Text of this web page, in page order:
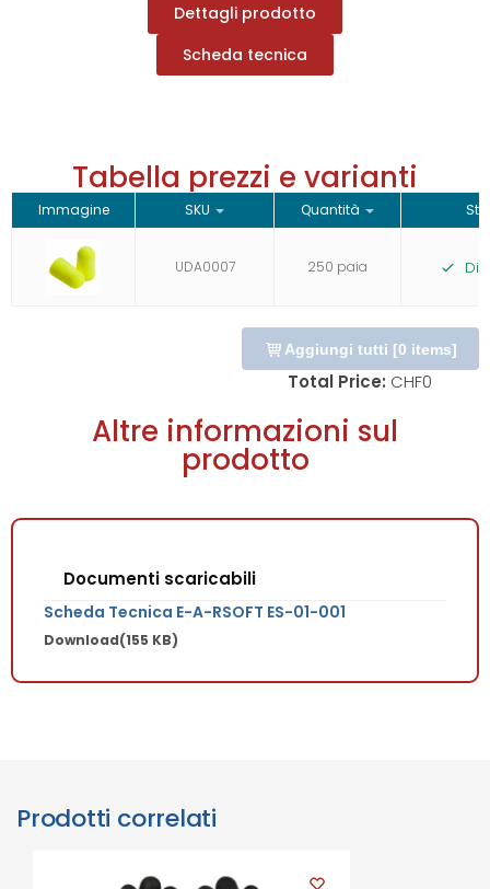
Dettagli prodotto
Scheda tecnica
Tabella prezzi e varianti
Immagine SKU Quantità
UDA0007 250 paia
Aggiungi tutti [0 items]
Total Price: CHF0
Altre informazioni sul
prodotto
Documenti scaricabili
Scheda Tecnica E-A-RSOFT ES-01-001
Download(155 KB)
Prodotti correlati